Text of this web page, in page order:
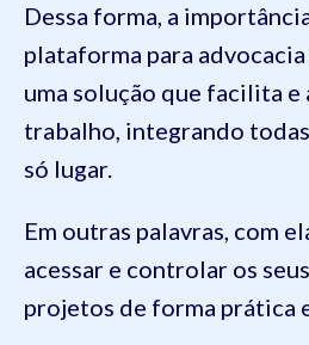
Dessa forma, a
plataforma para
uma solução que facilita e
trabalho, integrando
só lugar.
Em outras palavras, com
acessar e controlar os
projetos de forma prática